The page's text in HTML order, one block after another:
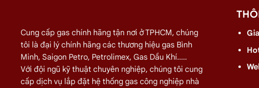
Bình gas Pacific Petro 12kg màu Xám
Bình gas Pacific Petro 12kg Màu Vàng
gas dầu khí mầu xanh lá chuối 12kg
Cung cấp gas chính hãng tận nơi ở TPHCM, chúng
tôi là đại lý chính hãng các thương hiệu gas Bình
Minh, Saigon Petro, Petrolimex, Gas Dầu Khí.....
Với đội ngũ kỹ thuật chuyên nghiệp, chúng tôi cung
cấp dịch vụ lắp đặt hệ thống gas công nghiệp nhà